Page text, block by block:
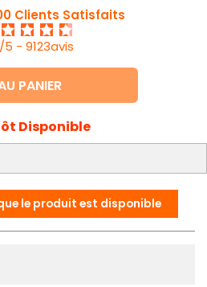
Clients Satisfaits
5 - 9123avis
PANIER
Disponible
le produit est disponible